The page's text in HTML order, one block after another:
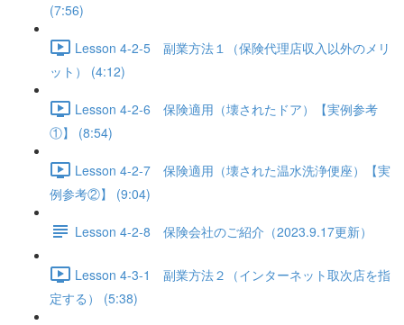
(7:56)
Lesson 4-2-5 副業方法１（保険代理店収入以外のメリ
ット） (4:12)
Lesson 4-2-6 保険適用（壊されたドア）【実例参考
①】 (8:54)
Lesson 4-2-7 保険適用（壊された温水洗浄便座）【実
例参考②】 (9:04)
Lesson 4-2-8 保険会社のご紹介（2023.9.17更新）
Lesson 4-3-1 副業方法２（インターネット取次店を指
定する） (5:38)